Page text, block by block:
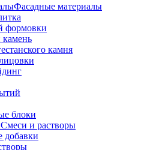
Фасадные материалы
формовки
камень
камня
блоки
Cмеси и растворы
добавки